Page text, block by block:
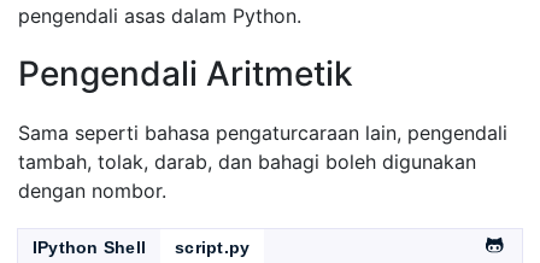
pengendali asas dalam Python.
Pengendali Aritmetik
Sama seperti bahasa pengaturcaraan lain, pengendali
tambah, tolak, darab, dan bahagi boleh digunakan
dengan nombor.
IPython Shell
script.py